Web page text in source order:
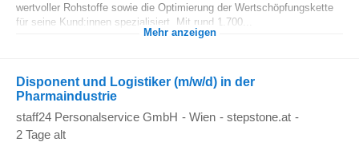
wertvoller Rohstoffe sowie die Optimierung der Wertschöpfungskette
für seine Kund:innen spezialisiert. Mit rund 1.700...
Mehr anzeigen
Disponent und Logistiker (m/w/d) in der
Pharmaindustrie
staff24 Personalservice GmbH - Wien - stepstone.at -
2 Tage alt